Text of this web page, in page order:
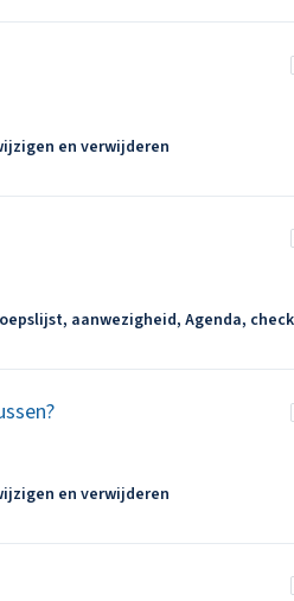
en verwijderen
aanwezigheid, Agenda,
en verwijderen